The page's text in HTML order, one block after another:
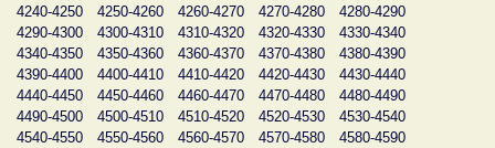
4240-4250
4250-4260 4260-4270 4270-4280
4280-4290
4290-4300
4300-4310 4310-4320 4320-4330
4330-4340
4340-4350
4350-4360 4360-4370 4370-4380
4380-4390
4390-4400
4400-4410 4410-4420 4420-4430
4430-4440
4440-4450
4450-4460 4460-4470 4470-4480
4480-4490
4490-4500
4500-4510 4510-4520 4520-4530
4530-4540
4540-4550
4550-4560 4560-4570 4570-4580
4580-4590